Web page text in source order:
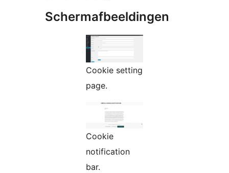
Schermafbeeldingen
Cookie setting
page.
Cookie
notification
bar.